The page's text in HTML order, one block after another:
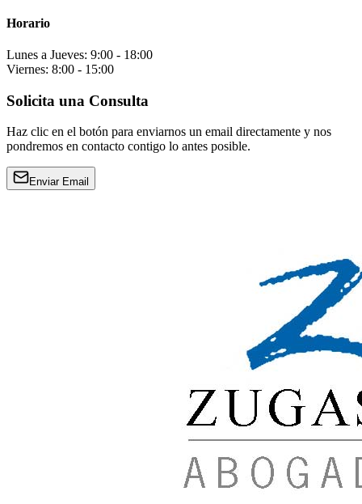
Horario
Lunes a Jueves: 9:00 - 18:00
Viernes: 8:00 - 15:00
Solicita una Consulta
Haz clic en el botón para enviarnos un email directamente y nos
pondremos en contacto contigo lo antes posible.
Enviar Email